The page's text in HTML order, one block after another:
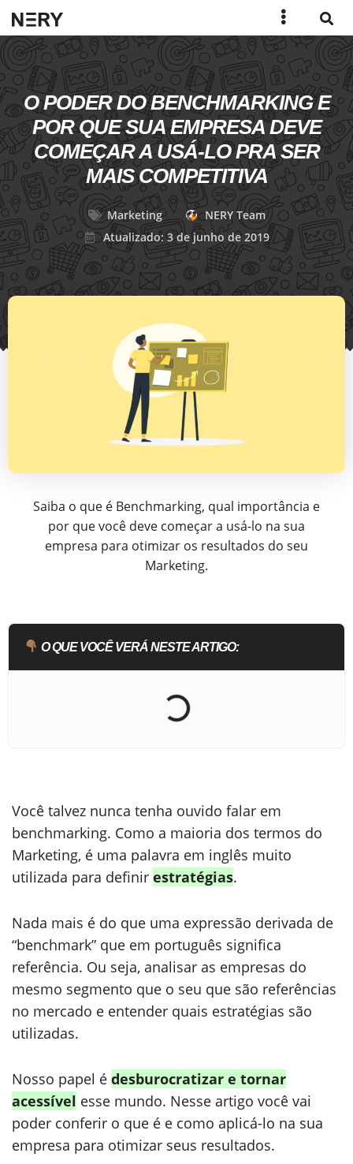
O PODER DO BENCHMARKING E
POR QUE SUA EMPRESA DEVE
COMEÇAR A USÁ-LO PRA SER
MAIS COMPETITIVA
Marketing
NERY Team
Atualizado: 3 de junho de 2019
Saiba o que é Benchmarking, qual importância e
por que você deve começar a usá-lo na sua
empresa para otimizar os resultados do seu
Marketing.
O QUE VOCÊ VERÁ NESTE ARTIGO:
Você talvez nunca tenha ouvido falar em
benchmarking. Como a maioria dos termos do
Marketing, é uma palavra em inglês muito
utilizada para definir estratégias.
Nada mais é do que uma expressão derivada de
“benchmark” que em português significa
referência. Ou seja, analisar as empresas do
mesmo segmento que o seu que são referências
no mercado e entender quais estratégias são
utilizadas.
Nosso papel é desburocratizar e tornar
acessível esse mundo. Nesse artigo você vai
poder conferir o que é e como aplicá-lo na sua
empresa para otimizar seus resultados.